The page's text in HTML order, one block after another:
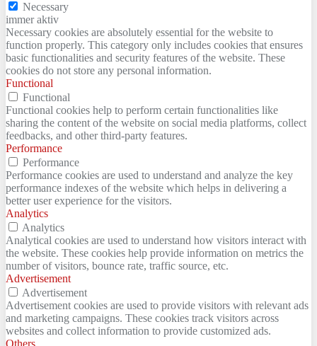
Necessary
immer aktiv
Necessary cookies are absolutely essential for the website to
function properly. This category only includes cookies that ensures
basic functionalities and security features of the website. These
cookies do not store any personal information.
Functional
Functional
Functional cookies help to perform certain functionalities like
sharing the content of the website on social media platforms, collect
feedbacks, and other third-party features.
Performance
Performance
Performance cookies are used to understand and analyze the key
performance indexes of the website which helps in delivering a
better user experience for the visitors.
Analytics
Analytics
Analytical cookies are used to understand how visitors interact with
the website. These cookies help provide information on metrics the
number of visitors, bounce rate, traffic source, etc.
Advertisement
Advertisement
Advertisement cookies are used to provide visitors with relevant ads
and marketing campaigns. These cookies track visitors across
websites and collect information to provide customized ads.